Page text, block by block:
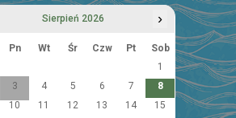
Sierpień 2026 ›
Pn Wt Śr Czw Pt
Sob
1
3 4 5 6 7
8
10 11 12 13 14
15